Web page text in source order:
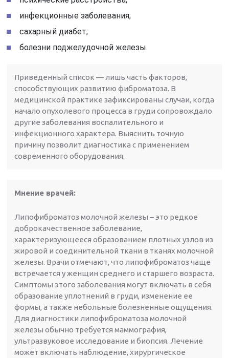
инфекционные заболевания;
сахарный диабет;
болезни поджелудочной железы.
Приведенный список — лишь часть факторов,
способствующих развитию фиброматоза. В
медицинской практике зафиксированы случаи, когда
начало опухолевого процесса в груди сопровождало
другие заболевания воспалительного и
инфекционного характера. Выяснить точную
причину позволит диагностика с применением
современного оборудования.
Мнение врачей:
Липофиброматоз молочной железы – это редкое
доброкачественное заболевание,
характеризующееся образованием плотных узлов из
жировой и соединительной ткани в тканях молочной
железы. Врачи отмечают, что липофиброматоз чаще
встречается у женщин среднего и старшего возраста.
Симптомы этого заболевания могут включать в себя
образование уплотнений в груди, изменение ее
формы, а также небольные болезненные ощущения.
Для диагностики липофиброматоза молочной
железы обычно требуется маммография,
ультразвуковое исследование и биопсия. Лечение
может включать наблюдение, хирургическое